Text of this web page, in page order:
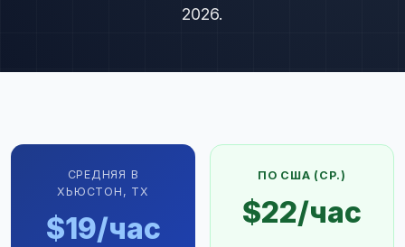
2026.
СРЕДНЯЯ В
ХЬЮСТОН, TX
$19/час
ПО США (СР.)
$22/час